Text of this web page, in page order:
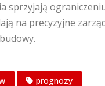
sprzyjają
na precyzyjne
prognozy